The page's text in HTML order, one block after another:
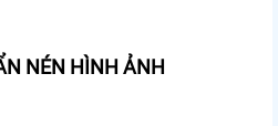
NÉN HÌNH ẢNH